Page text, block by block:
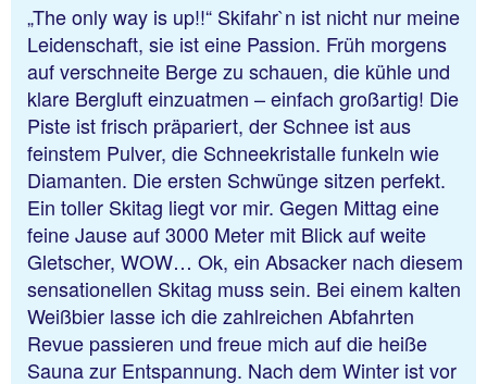
„The only way is up!!“ Skifahr`n ist nicht nur meine
Leidenschaft, sie ist eine Passion. Früh morgens
auf verschneite Berge zu schauen, die kühle und
klare Bergluft einzuatmen – einfach großartig! Die
Piste ist frisch präpariert, der Schnee ist aus
feinstem Pulver, die Schneekristalle funkeln wie
Diamanten. Die ersten Schwünge sitzen perfekt.
Ein toller Skitag liegt vor mir. Gegen Mittag eine
feine Jause auf 3000 Meter mit Blick auf weite
Gletscher, WOW… Ok, ein Absacker nach diesem
sensationellen Skitag muss sein. Bei einem kalten
Weißbier lasse ich die zahlreichen Abfahrten
Revue passieren und freue mich auf die heiße
Sauna zur Entspannung. Nach dem Winter ist vor